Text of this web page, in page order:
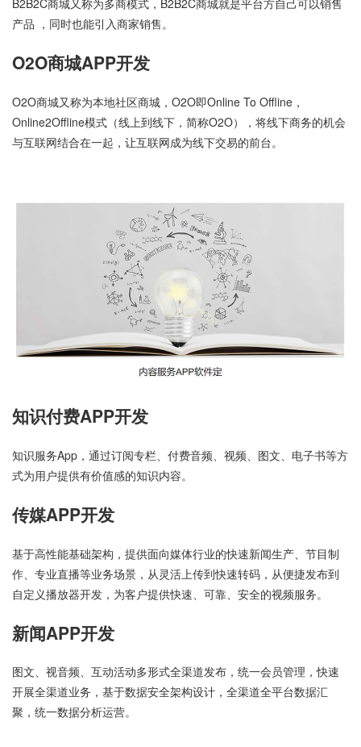
B2B2C商城又称为多商模式，B2B2C商城就是平台方自己可以销售
产品 ，同时也能引入商家销售。
O2O商城APP开发
O2O商城又称为本地社区商城，O2O即Online To Offline，
Online2Offline模式（线上到线下，简称O2O），将线下商务的机会
与互联网结合在一起，让互联网成为线下交易的前台。
知识付费APP开发
知识服务App，通过订阅专栏、付费音频、视频、图文、电子书等方
式为用户提供有价值感的知识内容。
传媒APP开发
基于高性能基础架构，提供面向媒体行业的快速新闻生产、节目制
作、专业直播等业务场景，从灵活上传到快速转码，从便捷发布到
自定义播放器开发，为客户提供快速、可靠、安全的视频服务。
新闻APP开发
图文、视音频、互动活动多形式全渠道发布，统一会员管理，快速
开展全渠道业务，基于数据安全架构设计，全渠道全平台数据汇
聚，统一数据分析运营。